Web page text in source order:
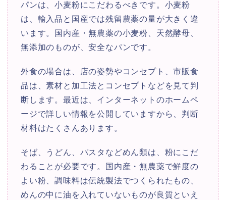
パンは、小麦粉にこだわるべきです。小麦粉
は、輸入品と国産では残留農薬の量が大きく違
います。国内産・無農薬の小麦粉、天然酵母、
無添加のものが、安全なパンです。
外食の場合は、店の姿勢やコンセプト、市販食
品は、素材と加工法とコンセプトなどを見て判
断します。最近は、インターネットのホームペ
ージで詳しい情報を公開していますから、判断
材料はたくさんあります。
そば、うどん、パスタなどめん類は、粉にこだ
わることが必要です。国内産・無農薬で鮮度の
よい粉、調味料は伝統製法でつくられたもの、
めんの中に油を入れていないものが良質といえ